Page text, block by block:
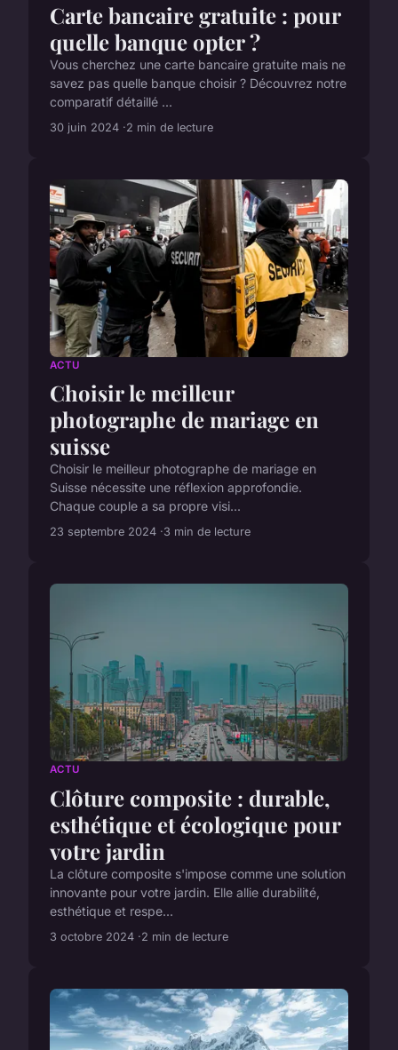
Carte bancaire gratuite : pour
quelle banque opter ?
Vous cherchez une carte bancaire gratuite mais ne
savez pas quelle banque choisir ? Découvrez notre
comparatif détaillé ...
30 juin 2024 2 min de lecture
ACTU
Choisir le meilleur
photographe de mariage en
suisse
Choisir le meilleur photographe de mariage en
Suisse nécessite une réflexion approfondie.
Chaque couple a sa propre visi...
23 septembre 2024 3 min de lecture
ACTU
Clôture composite : durable,
esthétique et écologique pour
votre jardin
La clôture composite s'impose comme une solution
innovante pour votre jardin. Elle allie durabilité,
esthétique et respe...
3 octobre 2024 2 min de lecture